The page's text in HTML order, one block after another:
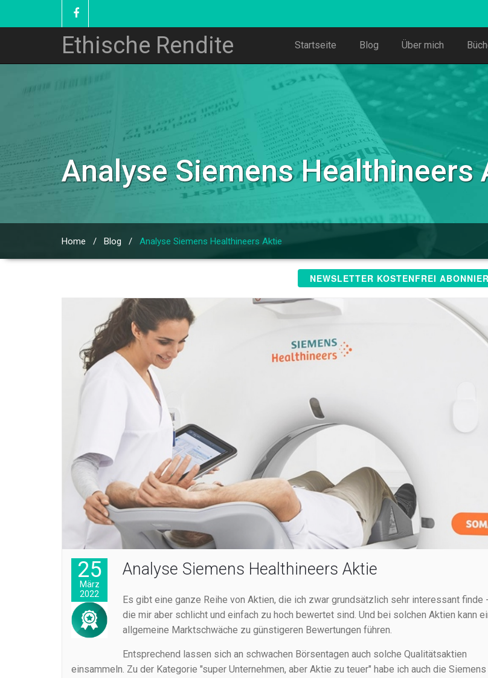
Ethische Rendite Startseite Blog Über mich
Analyse Siemens Healthineers
Home / Blog / Analyse Siemens Healthineers Aktie
NEWSLETTER KOSTENFREI
25
März
2022
Analyse Siemens Healthineers Aktie
Es gibt eine ganze Reihe von Aktien, die ich zwar grundsätzlich sehr interessant finde -
die mir aber schlicht und einfach zu hoch bewertet sind. Und bei solchen Aktien kann
allgemeine Marktschwäche zu günstigeren Bewertungen führen.
Entsprechend lassen sich an schwachen Börsentagen auch solche Qualitätsaktien
einsammeln. Zu der Kategorie "super Unternehmen, aber Aktie zu teuer" habe ich auch die Siemens